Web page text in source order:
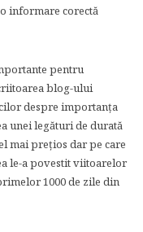
informare corectă
pentru
blog-ului
despre importanţa
unei legături de durată
mai preţios dar pe care
le-a povestit viitoarelor
1000 de zile din